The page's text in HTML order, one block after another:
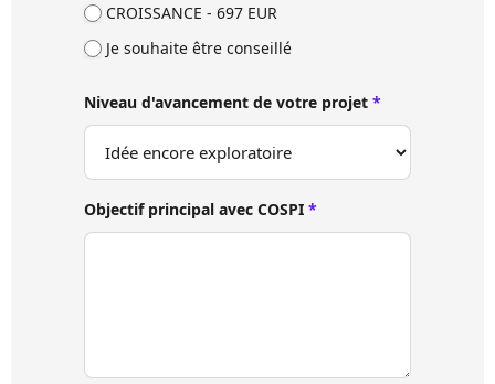
CROISSANCE - 697 EUR
Je souhaite être conseillé
Niveau d'avancement de votre projet *
Objectif principal avec COSPI *